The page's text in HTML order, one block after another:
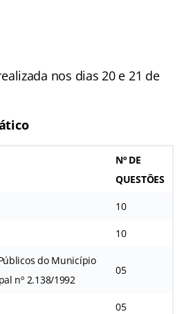
nos dias 20 e 21 de
Nº DE
QUESTÔES
10
10
do Município
nº 2.138/1992
05
05